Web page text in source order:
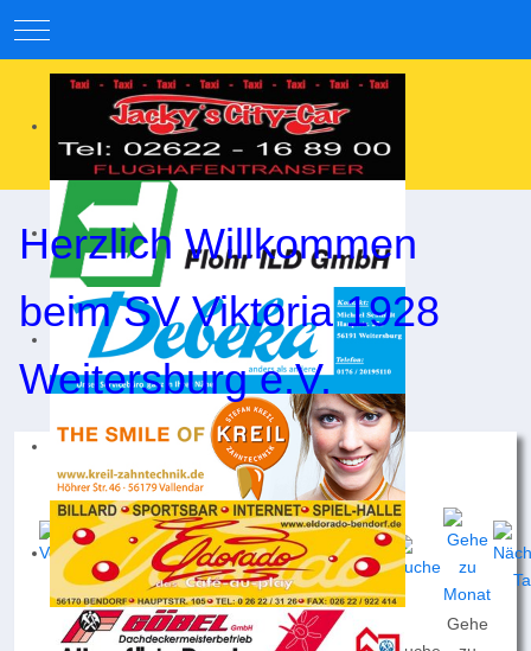
Mobile Menu Toggle
Herzlich Willkommen
beim SV Viktoria 1928
Weitersburg e.V.
Nach Nach
Nach
Gehe